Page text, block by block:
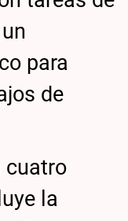
para
de
cuatro
la